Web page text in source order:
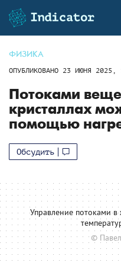
ФИЗИКА
ОПУБЛИКОВАНО 23 ИЮНЯ 2025,
Потоками
кристаллах
помощью
Обсудить
Управление потоками
©